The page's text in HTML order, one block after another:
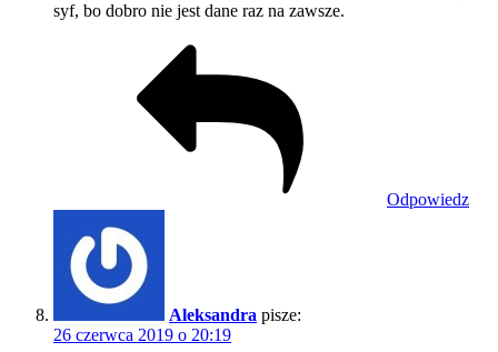
syf, bo dobro nie jest dane raz na zawsze.
Odpowiedz
Aleksandra pisze:
26 czerwca 2019 o 20:19